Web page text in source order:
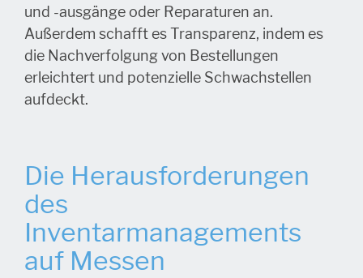
und -ausgänge oder Reparaturen an.
Außerdem schafft es Transparenz, indem es
die Nachverfolgung von Bestellungen
erleichtert und potenzielle Schwachstellen
aufdeckt.
Die Herausforderungen
des
Inventarmanagements
auf Messen